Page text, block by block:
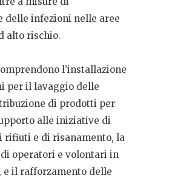
delle infezioni nelle aree
alto rischio.
l’installazione
per il lavaggio delle
di prodotti per
alle iniziative di
rifiuti e di risanamento, la
operatori e volontari in
e il rafforzamento delle